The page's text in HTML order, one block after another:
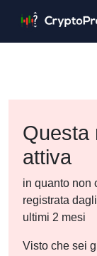
Questa
attiva
in quanto non
registrata
ultimi 2 mesi
Visto che sei